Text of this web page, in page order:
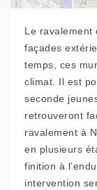
Le ravalement
façades
temps, ces
climat. Il est
seconde
retrouveront
ravalement à
en plusieurs
finition à
intervention